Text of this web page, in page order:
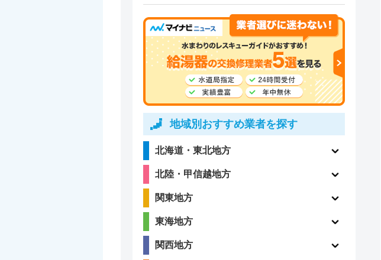
地域別おすすめ業者を探す
北海道・東北地方
北陸・甲信越地方
関東地方
東海地方
関西地方